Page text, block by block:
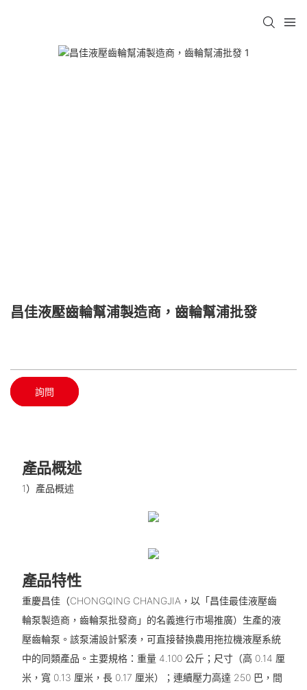
昌佳液壓齒輪幫浦製造商，齒輪幫浦批發
詢問
產品概述
1）產品概述
產品特性
重慶昌佳（CHONGQING CHANGJIA，以「昌佳最佳液壓齒
輪泵製造商，齒輪泵批發商」的名義進行市場推廣）生產的液
壓齒輪泵。該泵浦設計緊湊，可直接替換農用拖拉機液壓系統
中的同類產品。主要規格：重量 4.100 公斤；尺寸（高 0.14 厘
米，寬 0.13 厘米，長 0.17 厘米）；連續壓力高達 250 巴，間